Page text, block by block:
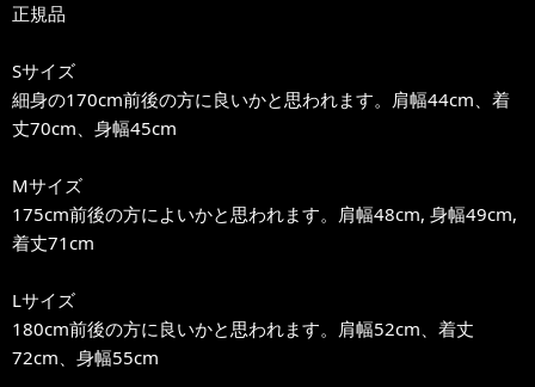
正規品
Sサイズ
細身の170cm前後の方に良いかと思われます。肩幅44cm、着
丈70cm、身幅45cm
Mサイズ
175cm前後の方によいかと思われます。肩幅48cm, 身幅49cm,
着丈71cm
Lサイズ
180cm前後の方に良いかと思われます。肩幅52cm、着丈
72cm、身幅55cm